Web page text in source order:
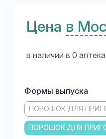
Цена в
в наличии в 0
Формы выпуска
ПОРОШОК ДЛЯ
ПОРОШОК ДЛЯ